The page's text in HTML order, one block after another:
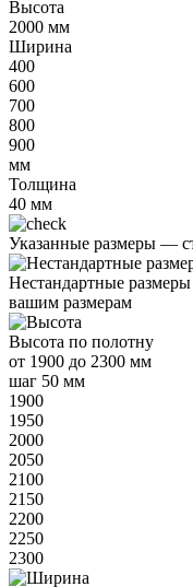
Высота
2000 мм
Ширина
400
600
700
800
900
мм
Толщина
40 мм
Указанные размеры —
Нестандартные размеры
вашим размерам
Высота по полотну
от 1900 до 2300 мм
шаг 50 мм
1900
1950
2000
2050
2100
2150
2200
2250
2300